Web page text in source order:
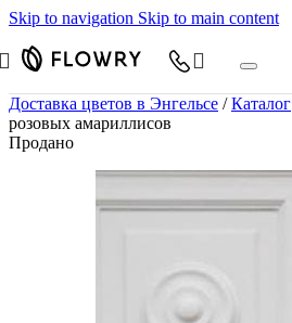
Skip to navigation Skip to main content
Доставка цветов в Энгельсе / Каталог
розовых амариллисов
Продано